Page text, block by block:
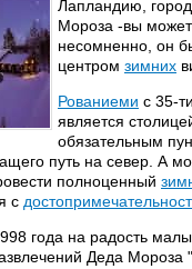
Лапландию,
Мороза -вы
несомненно, он
центром зимних
Рованиеми с 35-
является
обязательным
путь на север. А
полноценный
с
года на радость
Деда Мороза